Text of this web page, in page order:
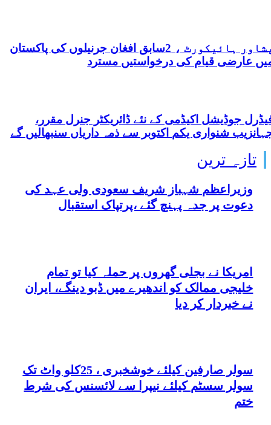
تازہ ترین
وزیراعظم شہباز شریف سعودی ولی عہد کی
دعوت پر جدہ پہنچ گئے ،پرتپاک استقبال
امریکا نے بجلی گھروں پر حملہ کیا تو تمام
خلیجی ممالک کو اندھیرے میں ڈبو دینگے، ایران
نے خبردار کر دیا
سولر صارفین کیلئے خوشخبری ، 25کلو واٹ تک
سولر سسٹم کیلئے نیپرا سے لائسنس کی شرط
ختم
پشاور ہائیکورٹ ، 2سابق افغان جرنیلوں کی پاکستان
عارضی قیام کی درخواستیں مسترد
جوڈیشل اکیڈمی کے نئے ڈائریکٹر جنرل مقرر،
شنواری یکم اکتوبر سے ذمہ داریاں سنبھالیں گے